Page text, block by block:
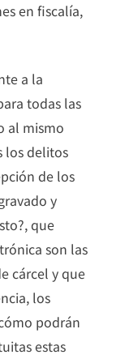
en fiscalía,
a la
todas las
al mismo
los delitos
de los
y
que
son las
cárcel y que
los
podrán
estas